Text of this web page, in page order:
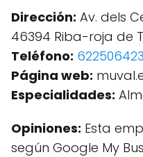
Dirección: Av. dels
46394 Riba-roja de
Teléfono: 622506423
Página web:
Especialidades:
Opiniones: Esta
según Google My